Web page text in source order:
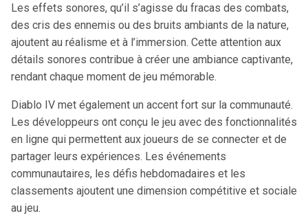
Les effets sonores, qu’il s’agisse du fracas des combats,
des cris des ennemis ou des bruits ambiants de la nature,
ajoutent au réalisme et à l’immersion. Cette attention aux
détails sonores contribue à créer une ambiance captivante,
rendant chaque moment de jeu mémorable.
Diablo IV met également un accent fort sur la communauté.
Les développeurs ont conçu le jeu avec des fonctionnalités
en ligne qui permettent aux joueurs de se connecter et de
partager leurs expériences. Les événements
communautaires, les défis hebdomadaires et les
classements ajoutent une dimension compétitive et sociale
au jeu.